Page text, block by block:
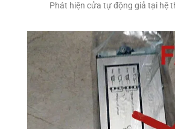
Phát hiện cửa tự động giả tại hệ